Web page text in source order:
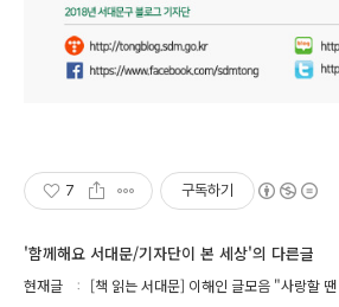
7 구독하기
'함께해요 서대문/기자단이 본 세상'의 다른글
현재글 [책 읽는 서대문] 이해인 글모음 "사랑할